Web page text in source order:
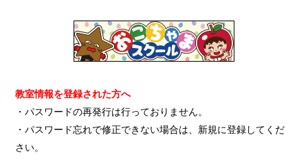
教室情報を登録された方へ
・パスワードの再発行は行っておりません。
・パスワード忘れで修正できない場合は、新規に登録してくだ
さい。